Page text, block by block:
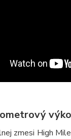
zmesi High